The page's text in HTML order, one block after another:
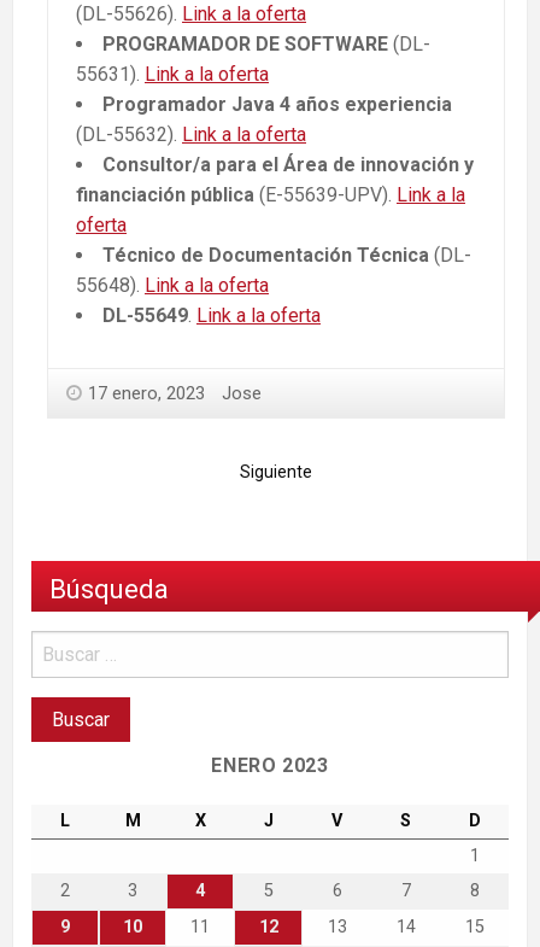
(DL-55626). Link a la oferta
PROGRAMADOR DE SOFTWARE (DL-
55631). Link a la oferta
Programador Java 4 años experiencia
(DL-55632). Link a la oferta
Consultor/a para el Área de innovación y
financiación pública (E-55639-UPV). Link a la
oferta
Técnico de Documentación Técnica (DL-
55648). Link a la oferta
DL-55649 Link a la oferta
17 enero, 2023 Jose
Siguiente
Búsqueda
ENERO 2023
L M X J V S
D
1
2
3 4 5 6 7
8
9
10 11 12 13 14
15